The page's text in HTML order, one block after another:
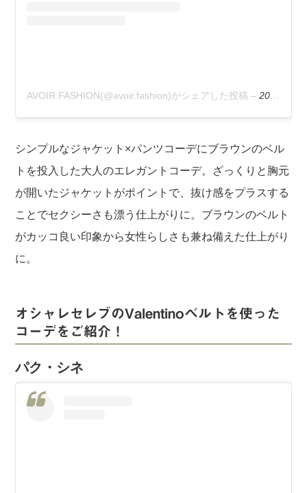
AVOIR.FASHION(@avoir.fashion)がシェアした投稿 –2019年 6月月24日午前7時12分PDT
シンプルなジャケット×パンツコーデにブラウンのベル
トを投入した大人のエレガントコーデ。ざっくりと胸元
が開いたジャケットがポイントで、抜け感をプラスする
ことでセクシーさも漂う仕上がりに。ブラウンのベルト
がカッコ良い印象から女性らしさも兼ね備えた仕上がり
に。
オシャレセレブのValentinoベルトを使った
コーデをご紹介！
パク・シネ